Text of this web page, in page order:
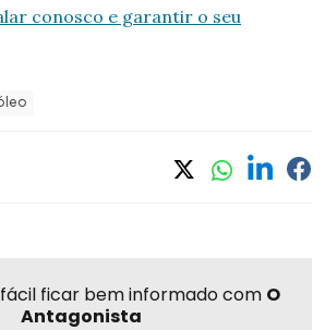
conosco e garantir o seu
ficar bem informado com O
Antagonista